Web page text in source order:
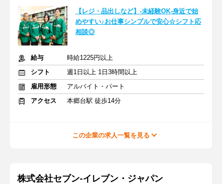
【レジ・品出しなど】-未経験OK-身近で始
めやすい♪お仕事シンプルで安心☆シフト応
相談◎
給与
時給1225円以上
シフト
週1日以上 1日3時間以上
雇用形態
アルバイト・パート
アクセス
本郷台駅 徒歩14分
この企業の求人一覧を見る
株式会社セブン-イレブン・ジャパン